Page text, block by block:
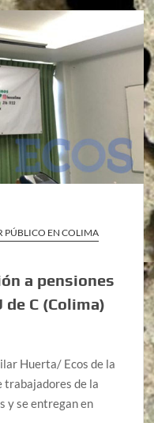
PÚBLICO EN COLIMA
a pensiones
C (Colima)
Huerta/ Ecos de la
trabajadores de la
y se entregan en